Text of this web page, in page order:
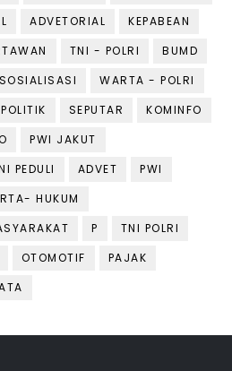
ADVETORIAL
KEPABEAN
TNI - POLRI
BUMD
SOSIALISASI
WARTA - POLRI
POLITIK SEPUTAR
KOMINFO
PWI JAKUT
PEDULI ADVET
PWI
HUKUM
P
TNI POLRI
OTOMOTIF
PAJAK